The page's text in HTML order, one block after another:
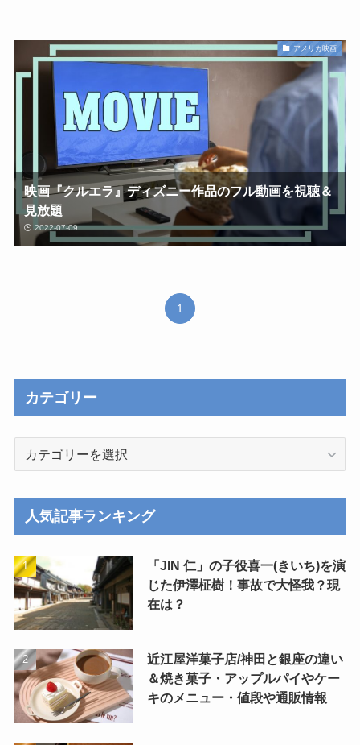
アメリカ映画
映画『クルエラ』ディズニー作品のフル動画を視聴＆
見放題
2022-07-09
1
カテゴリー
ー
人気記事ランキング
「JIN 仁」の子役喜一(きいち)を演
じた伊澤柾樹！事故で大怪我？現
在は？
近江屋洋菓子店/神田と銀座の違い
＆焼き菓子・アップルパイやケー
キのメニュー・値段や通販情報